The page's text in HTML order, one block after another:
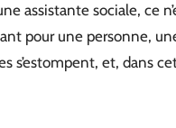
assistante sociale, ce
pour une personne,
s’estompent, et, dans